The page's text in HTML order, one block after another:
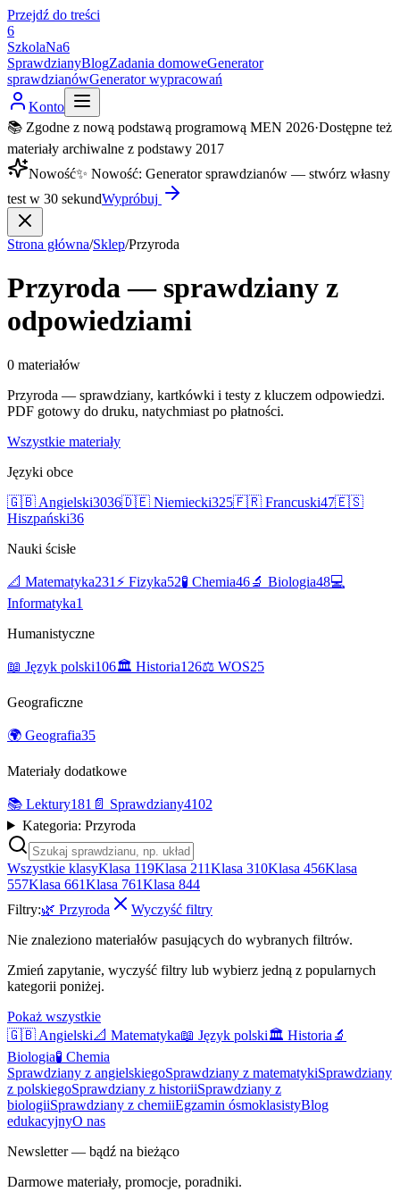
Przejdź do treści
6
SzkolaNa6
SprawdzianyBlogZadania domoweGenerator
sprawdzianówGenerator wypracowań
Konto
📚 Zgodne z nową podstawą programową MEN 2026·Dostępne też
materiały archiwalne z podstawy 2017
Nowość✨ Nowość: Generator sprawdzianów — stwórz własny
test w 30 sekundWypróbuj
Strona główna/Sklep/Przyroda
Przyroda — sprawdziany z
odpowiedziami
0 materiałów
Przyroda — sprawdziany, kartkówki i testy z kluczem odpowiedzi.
PDF gotowy do druku, natychmiast po płatności.
Wszystkie materiały
Języki obce
🇬🇧 Angielski3036🇩🇪 Niemiecki325🇫🇷 Francuski47🇪🇸
Hiszpański36
Nauki ścisłe
📐 Matematyka231 ⚡ Fizyka52🧪 Chemia46🔬 Biologia48💻
Informatyka1
Humanistyczne
📖 Język polski106🏛️ Historia126⚖️ WOS25
Geograficzne
🌍 Geografia35
Materiały dodatkowe
📚 Lektury181 📄 Sprawdziany4102
Kategoria: Przyroda
Wszystkie klasyKlasa 119Klasa 211Klasa 310Klasa 456Klasa
557Klasa 661Klasa 761Klasa 844
Filtry:🌿 Przyroda
Wyczyść filtry
Nie znaleziono materiałów pasujących do wybranych filtrów.
Zmień zapytanie, wyczyść filtry lub wybierz jedną z popularnych
kategorii poniżej.
Pokaż wszystkie
🇬🇧 Angielski📐 Matematyka📖 Język polski🏛️ Historia 🔬
Biologia🧪 Chemia
Sprawdziany z angielskiegoSprawdziany z matematykiSprawdziany
z polskiegoSprawdziany z historiiSprawdziany z
biologiiSprawdziany z chemiiEgzamin ósmoklasistyBlog
edukacyjnyO nas
Newsletter — bądź na bieżąco
Darmowe materiały, promocje, poradniki.